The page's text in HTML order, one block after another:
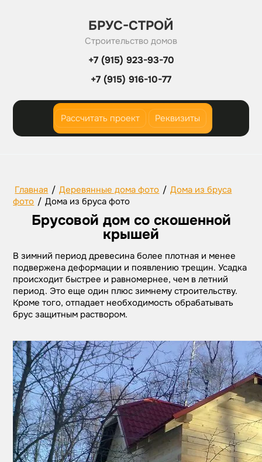
БРУС-СТРОЙ
Строительство домов
+7 (915) 923-93-70
+7 (915) 916-10-77
Рассчитать проект Реквизиты
Главная / Деревянные дома фото / Дома из бруса
фото / Дома из бруса фото
Брусовой дом со скошенной
крышей
В зимний период древесина более плотная и менее
подвержена деформации и появлению трещин. Усадка
происходит быстрее и равномернее, чем в летний
период. Это еще один плюс зимнему строительству.
Кроме того, отпадает необходимость обрабатывать
брус защитным раствором.